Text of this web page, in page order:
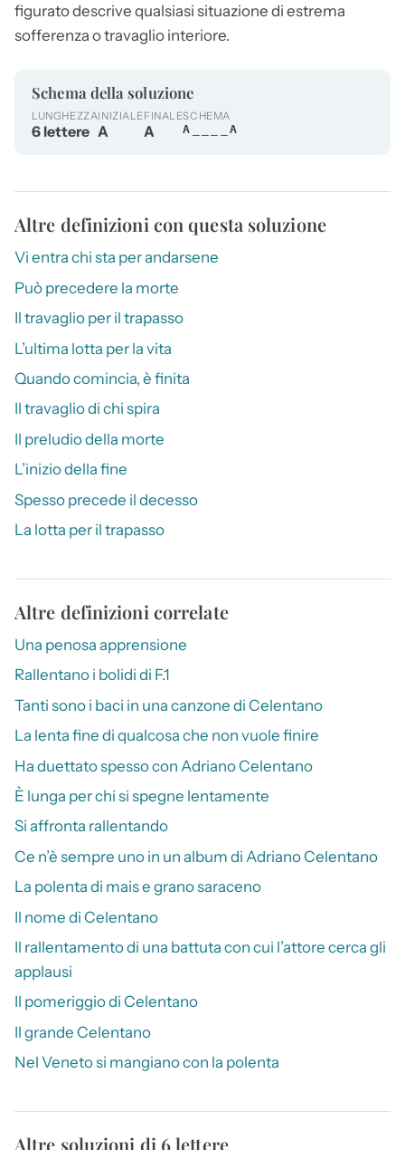
figurato descrive qualsiasi situazione di estrema
sofferenza o travaglio interiore.
Schema della soluzione
LUNGHEZZA
6 lettere
INIZIALE
A
FINALE
A
SCHEMA
A____A
Altre definizioni con questa soluzione
Vi entra chi sta per andarsene
Può precedere la morte
Il travaglio per il trapasso
L’ultima lotta per la vita
Quando comincia, è finita
Il travaglio di chi spira
Il preludio della morte
L’inizio della fine
Spesso precede il decesso
La lotta per il trapasso
Altre definizioni correlate
Una penosa apprensione
Rallentano i bolidi di F.1
Tanti sono i baci in una canzone di Celentano
La lenta fine di qualcosa che non vuole finire
Ha duettato spesso con Adriano Celentano
È lunga per chi si spegne lentamente
Si affronta rallentando
Ce n’è sempre uno in un album di Adriano Celentano
La polenta di mais e grano saraceno
Il nome di Celentano
Il rallentamento di una battuta con cui l’attore cerca gli
applausi
Il pomeriggio di Celentano
Il grande Celentano
Nel Veneto si mangiano con la polenta
Altre soluzioni di 6 lettere